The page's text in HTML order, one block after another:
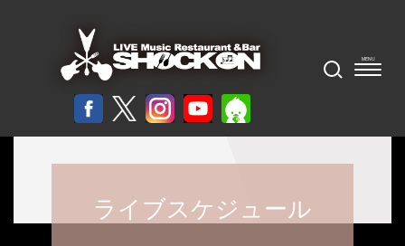
ライブスケジュール